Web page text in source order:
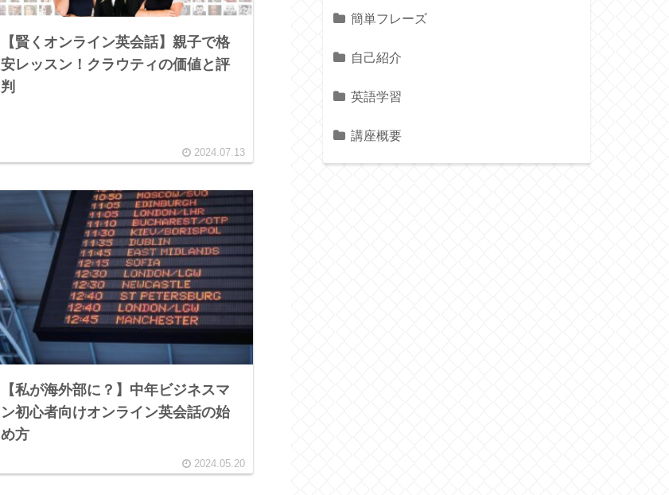
【賢くオンライン英会話】親子で格
安レッスン！クラウティの価値と評
判
2024.07.13
【私が海外部に？】中年ビジネスマ
ン初心者向けオンライン英会話の始
め方
2024.05.20
簡単フレーズ
自己紹介
英語学習
講座概要